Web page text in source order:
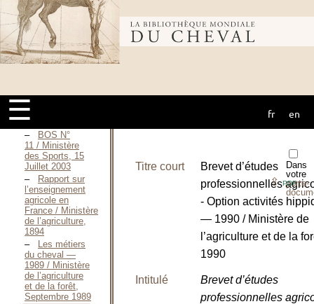
Bibliothèque
mondiale du
cheval
☰ fr en
l’équitation sur
poney, 1994
Créer un
Poney-Club —
1998 / Délégation
nationale à
et des
hommes / FAIVRE
Alain, 1993
BOS N°
11 / Ministère
des Sports, 15
Juillet 2003
Rapport sur
l’enseignement
agricole en
France / Ministère
de l’agriculture,
1894
Les métiers
du cheval —
1989 / Ministère
de l’agriculture
et de la forêt,
Septembre 1989
Dans
votre
porte-
⇪PDF
Titre court
Brevet d’études
professionnelles
- Option activités
— 1990 / Ministère de
l’agriculture et de la
1990
Intitulé
Brevet d’études
professionnelles